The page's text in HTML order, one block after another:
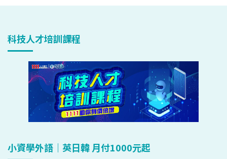
科技人才培訓課程
小資學外語｜英日韓 月付1000元起